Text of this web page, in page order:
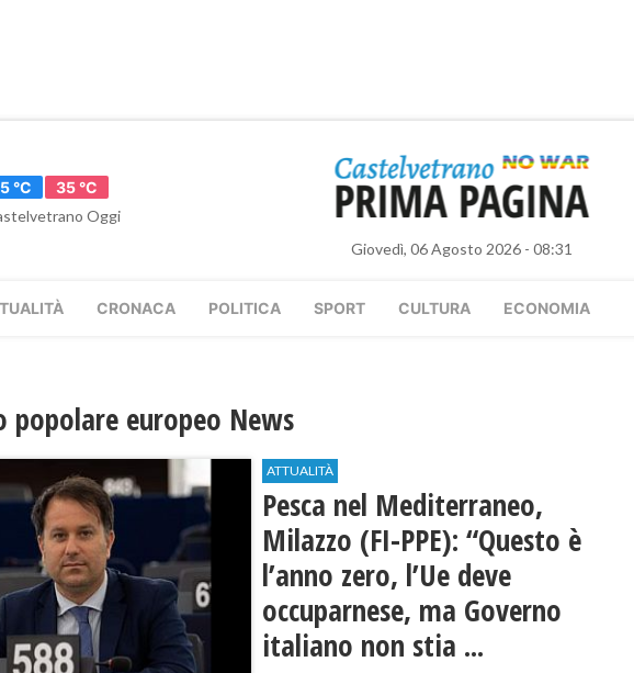
°C
35 °C
Oggi
Giovedì, 06 Agosto 2026 - 08:31
CRONACA POLITICA SPORT CULTURA ECONOMIA
europeo News
ATTUALITÀ
Pesca nel Mediterraneo,
Milazzo (FI-PPE): “Questo è
l’anno zero, l’Ue deve
occuparnese, ma Governo
italiano non stia ...